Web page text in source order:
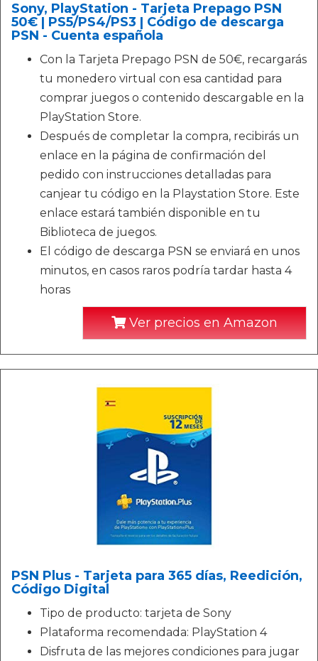
Sony, PlayStation - Tarjeta Prepago PSN
50€ | PS5/PS4/PS3 | Código de descarga
PSN - Cuenta española
Con la Tarjeta Prepago PSN de 50€, recargarás
tu monedero virtual con esa cantidad para
comprar juegos o contenido descargable en la
PlayStation Store.
Después de completar la compra, recibirás un
enlace en la página de confirmación del
pedido con instrucciones detalladas para
canjear tu código en la Playstation Store. Este
enlace estará también disponible en tu
Biblioteca de juegos.
El código de descarga PSN se enviará en unos
minutos, en casos raros podría tardar hasta 4
horas
Ver precios en Amazon
PSN Plus - Tarjeta para 365 días, Reedición,
Código Digital
Tipo de producto: tarjeta de Sony
Plataforma recomendada: PlayStation 4
Disfruta de las mejores condiciones para jugar